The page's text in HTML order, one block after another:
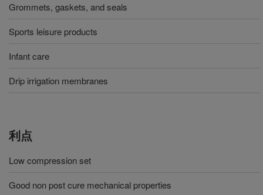
Grommets, gaskets, and seals
Sports leisure products
Infant care
Drip irrigation membranes
利点
Low compression set
Good non post cure mechanical properties